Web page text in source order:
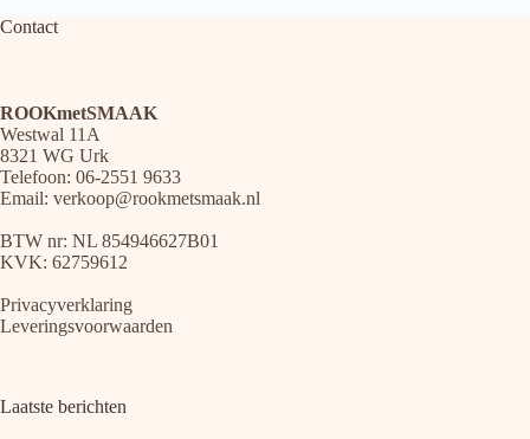
Deze
worden
op
de
productpagina
Contact
ROOKmetSMAAK
Westwal 11A
8321 WG Urk
Telefoon: 06-2551 9633
Email: verkoop@rookmetsmaak.nl
BTW nr: NL 854946627B01
KVK: 62759612
Privacyverklaring
Leveringsvoorwaarden
Laatste berichten